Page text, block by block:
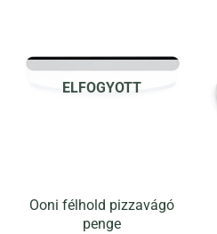
ELFOGYOTT
Ooni félhold pizzavágó
penge